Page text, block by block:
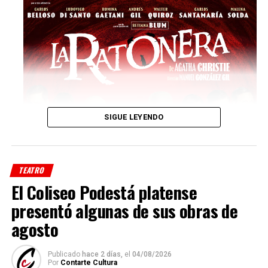
El espectáculo completa su elenco con
Walter Quiroz,Carlos Santamaría
SIGUE LEYENDO
TEATRO
El Coliseo Podestá platense
presentó algunas de sus obras de
agosto
Publicado hace 2 días, el 04/08/2026
Por Contarte Cultura